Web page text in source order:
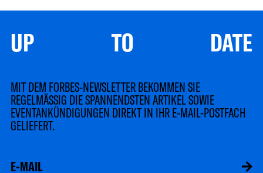
UP TO DATE
MIT DEM FORBES-NEWSLETTER BEKOMMEN SIE
REGELMÄSSIG DIE SPANNENDSTEN ARTIKEL SOWIE
EVENTANKÜNDIGUNGEN DIREKT IN IHR E-MAIL-POSTFACH
GELIEFERT.